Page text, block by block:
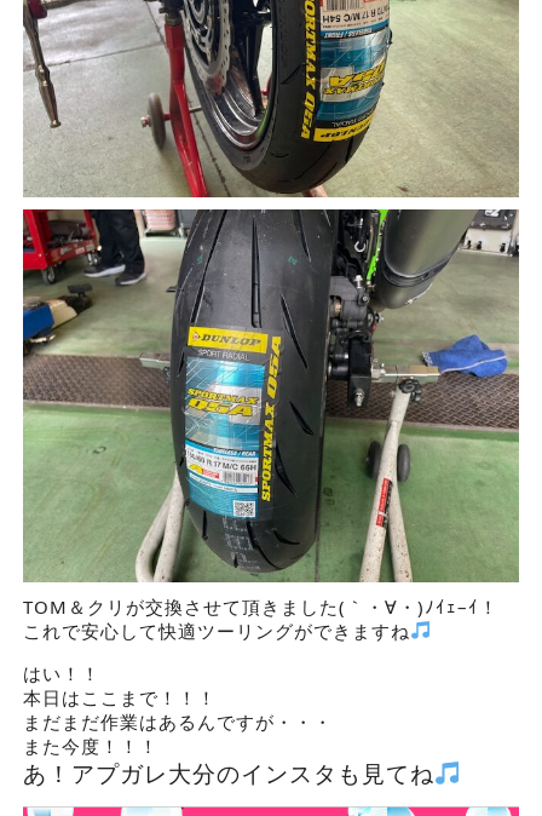
TOM＆クリが交換させて頂きました( ｀・∀・ )ﾉｲｪ–ｲ！
これで安心して快適ツーリングができますね
はい！！
本日はここまで！！！
まだまだ作業はあるんですが・・・
また今度！！！
あ！アプガレ大分のインスタも見てね